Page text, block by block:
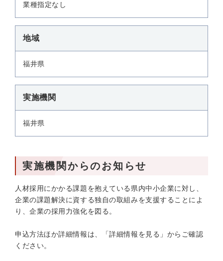
業種指定なし
地域
福井県
実施機関
福井県
実施機関からのお知らせ
人材採用にかかる課題を抱えている県内中小企業に対し、
企業の課題解決に資する独自の取組みを支援することによ
り、企業の採用力強化を図る。
申込方法ほか詳細情報は、「詳細情報を見る」からご確認
ください。